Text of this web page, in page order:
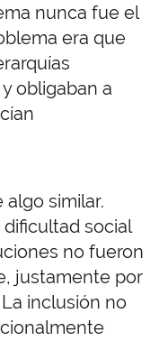
nunca fue el
era que
obligaban a
similar.
social
no fueron
justamente por
inclusión no